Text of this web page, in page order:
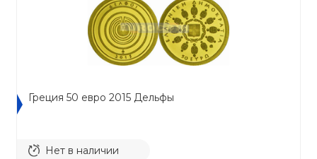
Греция 50 евро 2015 Дельфы
Нет в наличии